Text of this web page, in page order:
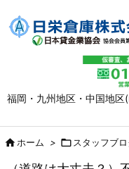
福岡・九州地区・中国地
ホーム >  スタッフブ